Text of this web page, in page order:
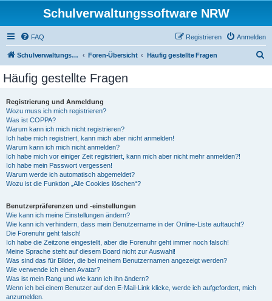
Schulverwaltungssoftware NRW
FAQ Anmelden
Registrieren
Schulverwaltungssoftware NRW Foren-Übersicht Häufig gestellte Fragen
Häufig gestellte Fragen
Registrierung und Anmeldung
Wozu muss ich mich registrieren?
Was ist COPPA?
Warum kann ich mich nicht registrieren?
Ich habe mich registriert, kann mich aber nicht anmelden!
Warum kann ich mich nicht anmelden?
Ich habe mich vor einiger Zeit registriert, kann mich aber nicht mehr anmelden?!
Ich habe mein Passwort vergessen!
Warum werde ich automatisch abgemeldet?
Wozu ist die Funktion „Alle Cookies löschen“?
Benutzerpräferenzen und -einstellungen
Wie kann ich meine Einstellungen ändern?
Wie kann ich verhindern, dass mein Benutzername in der Online-Liste auftaucht?
Die Forenuhr geht falsch!
Ich habe die Zeitzone eingestellt, aber die Forenuhr geht immer noch falsch!
Meine Sprache steht auf diesem Board nicht zur Auswahl!
Was sind das für Bilder, die bei meinem Benutzernamen angezeigt werden?
Wie verwende ich einen Avatar?
Was ist mein Rang und wie kann ich ihn ändern?
Wenn ich bei einem Benutzer auf den E-Mail-Link klicke, werde ich aufgefordert, mich
anzumelden.